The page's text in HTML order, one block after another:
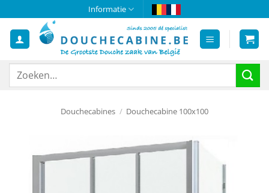
naar
inhoud
Informatie
Zoeken
Douchecabines / Douchecabine 100x100